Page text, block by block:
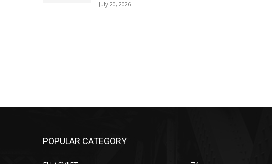
July 20, 2026
POPULAR CATEGORY